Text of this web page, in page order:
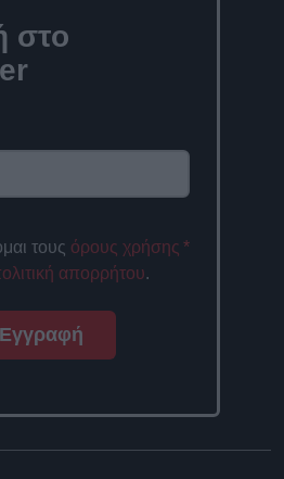
στο
τους όρους χρήσης
απορρήτου.
*
Εγγραφή